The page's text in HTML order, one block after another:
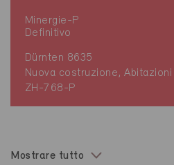
Minergie-P
Definitivo
Dürnten 8635
Nuova costruzione, Abitazioni
ZH-768-P
Mostrare tutto